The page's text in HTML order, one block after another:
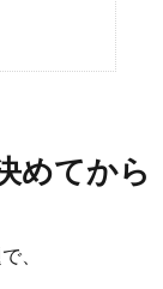
めてから
、